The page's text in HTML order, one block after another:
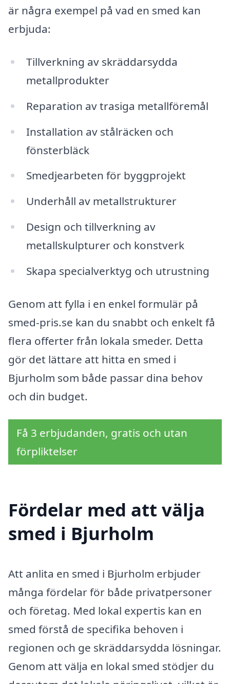
är några exempel på vad en smed kan
erbjuda:
Tillverkning av skräddarsydda
metallprodukter
Reparation av trasiga metallföremål
Installation av stålräcken och
fönsterbläck
Smedjearbeten för byggprojekt
Underhåll av metallstrukturer
Design och tillverkning av
metallskulpturer och konstverk
Skapa specialverktyg och utrustning
Genom att fylla i en enkel formulär på
smed-pris.se kan du snabbt och enkelt få
flera offerter från lokala smeder. Detta
gör det lättare att hitta en smed i
Bjurholm som både passar dina behov
och din budget.
Få 3 erbjudanden, gratis och utan
förpliktelser
Fördelar med att välja
smed i Bjurholm
Att anlita en smed i Bjurholm erbjuder
många fördelar för både privatpersoner
och företag. Med lokal expertis kan en
smed förstå de specifika behoven i
regionen och ge skräddarsydda lösningar.
Genom att välja en lokal smed stödjer du